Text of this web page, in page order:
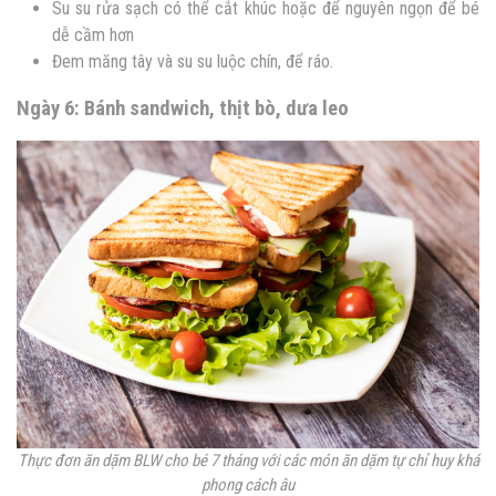
Su su rửa sạch có thể cắt khúc hoặc để nguyên ngọn để bé
dễ cầm hơn
Đem măng tây và su su luộc chín, để ráo.
Ngày 6: Bánh sandwich, thịt bò, dưa leo
Thực đơn ăn dặm BLW cho bé 7 tháng với các món ăn dặm tự chỉ huy khá
phong cách âu